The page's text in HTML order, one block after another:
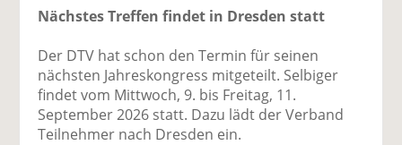
Nächstes Treffen findet in Dresden statt
Der DTV hat schon den Termin für seinen
nächsten Jahreskongress mitgeteilt. Selbiger
findet vom Mittwoch, 9. bis Freitag, 11.
September 2026 statt. Dazu lädt der Verband
Teilnehmer nach Dresden ein.